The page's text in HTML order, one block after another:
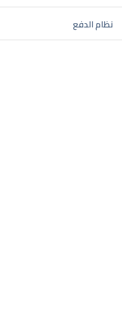
نظام الدفع